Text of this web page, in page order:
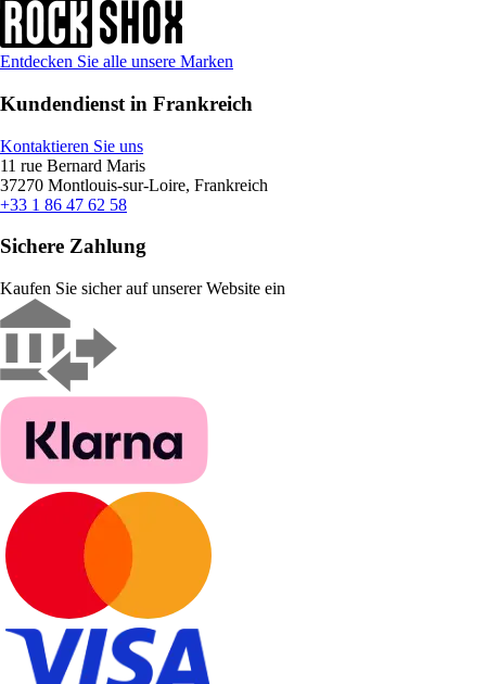
Entdecken Sie alle unsere Marken
Kundendienst in Frankreich
Kontaktieren Sie uns
11 rue Bernard Maris
37270 Montlouis-sur-Loire, Frankreich
+33 1 86 47 62 58
Sichere Zahlung
Kaufen Sie sicher auf unserer Website ein